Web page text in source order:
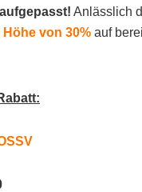
Anlässlich
Höhe von 30% auf